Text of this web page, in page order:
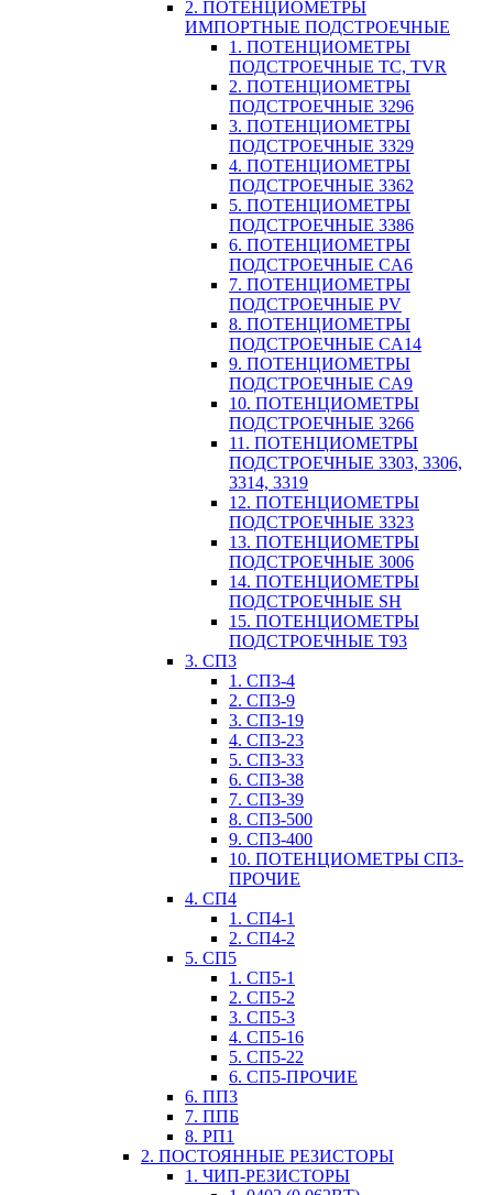
2. ПОТЕНЦИОМЕТРЫ
ИМПОРТНЫЕ ПОДСТРОЕЧНЫЕ
1. ПОТЕНЦИОМЕТРЫ
ПОДСТРОЕЧНЫЕ TC, TVR
2. ПОТЕНЦИОМЕТРЫ
ПОДСТРОЕЧНЫЕ 3296
3. ПОТЕНЦИОМЕТРЫ
ПОДСТРОЕЧНЫЕ 3329
4. ПОТЕНЦИОМЕТРЫ
ПОДСТРОЕЧНЫЕ 3362
5. ПОТЕНЦИОМЕТРЫ
ПОДСТРОЕЧНЫЕ 3386
6. ПОТЕНЦИОМЕТРЫ
ПОДСТРОЕЧНЫЕ CA6
7. ПОТЕНЦИОМЕТРЫ
ПОДСТРОЕЧНЫЕ PV
8. ПОТЕНЦИОМЕТРЫ
ПОДСТРОЕЧНЫЕ CA14
9. ПОТЕНЦИОМЕТРЫ
ПОДСТРОЕЧНЫЕ CA9
10. ПОТЕНЦИОМЕТРЫ
ПОДСТРОЕЧНЫЕ 3266
11. ПОТЕНЦИОМЕТРЫ
ПОДСТРОЕЧНЫЕ 3303, 3306,
3314, 3319
12. ПОТЕНЦИОМЕТРЫ
ПОДСТРОЕЧНЫЕ 3323
13. ПОТЕНЦИОМЕТРЫ
ПОДСТРОЕЧНЫЕ 3006
14. ПОТЕНЦИОМЕТРЫ
ПОДСТРОЕЧНЫЕ SH
15. ПОТЕНЦИОМЕТРЫ
ПОДСТРОЕЧНЫЕ Т93
3. СП3
1. СП3-4
2. СП3-9
3. СП3-19
4. СП3-23
5. СП3-33
6. СП3-38
7. СП3-39
8. СП3-500
9. СП3-400
10. ПОТЕНЦИОМЕТРЫ СП3-
ПРОЧИЕ
4. СП4
1. СП4-1
2. СП4-2
5. СП5
1. СП5-1
2. СП5-2
3. СП5-3
4. СП5-16
5. СП5-22
6. СП5-ПРОЧИЕ
6. ПП3
7. ППБ
8. РП1
2. ПОСТОЯННЫЕ РЕЗИСТОРЫ
1. ЧИП-РЕЗИСТОРЫ